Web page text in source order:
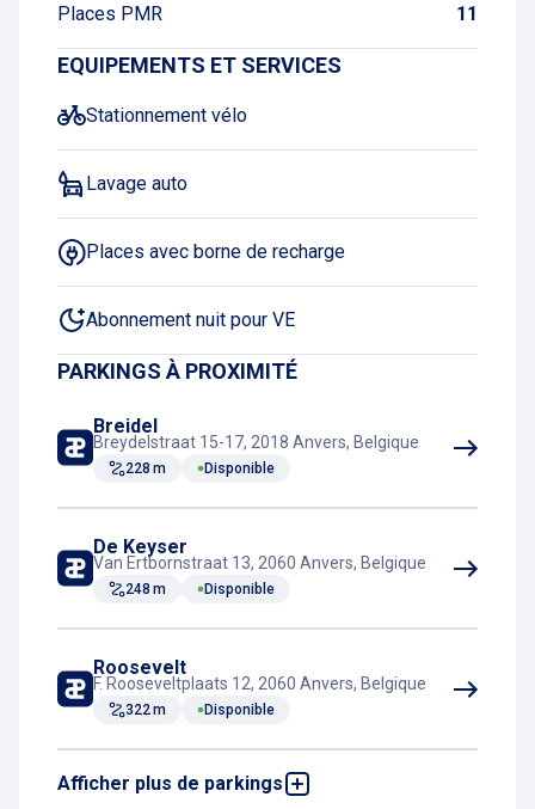
Places PMR 11
EQUIPEMENTS ET SERVICES
Stationnement vélo
Lavage auto
Places avec borne de recharge
Abonnement nuit pour VE
PARKINGS À PROXIMITÉ
Breidel
Breydelstraat 15-17, 2018 Anvers, Belgique
228 m Disponible
De Keyser
Van Ertbornstraat 13, 2060 Anvers, Belgique
248 m Disponible
Roosevelt
F. Rooseveltplaats 12, 2060 Anvers, Belgique
322 m Disponible
Afficher plus de parkings
Meir-Opera